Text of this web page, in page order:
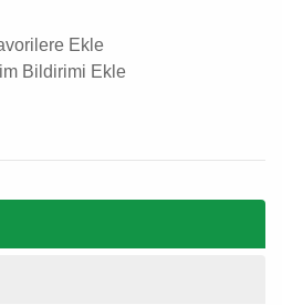
Ekle
Bildirimi Ekle